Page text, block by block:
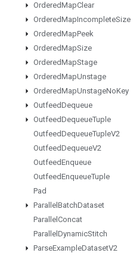
OrderedMapClear
OrderedMapIncompleteSize
OrderedMapPeek
OrderedMapSize
OrderedMapStage
OrderedMapUnstage
OrderedMapUnstageNoKey
OutfeedDequeue
OutfeedDequeueTuple
OutfeedDequeueTupleV2
OutfeedDequeueV2
OutfeedEnqueue
OutfeedEnqueueTuple
Pad
Parallel BatchDataset
Parallel Concat
Parallel DynamicStitch
ParseExampleDatasetV2